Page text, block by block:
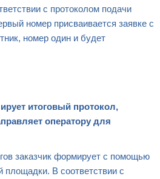
с протоколом подачи
номер присваивается заявке с
номер один и будет
итоговый протокол,
оператору для
заказчик формирует с помощью
площадки. В соответствии с